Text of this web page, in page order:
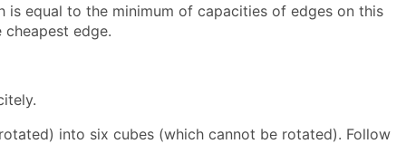
equal to the minimum of capacities of edges on this
edge.
into six cubes (which cannot be rotated). Follow